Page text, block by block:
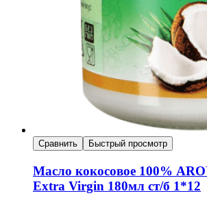
Сравнить Быстрый просмотр
Масло кокосовое 100%
Extra Virgin 180мл ст/б 1*12